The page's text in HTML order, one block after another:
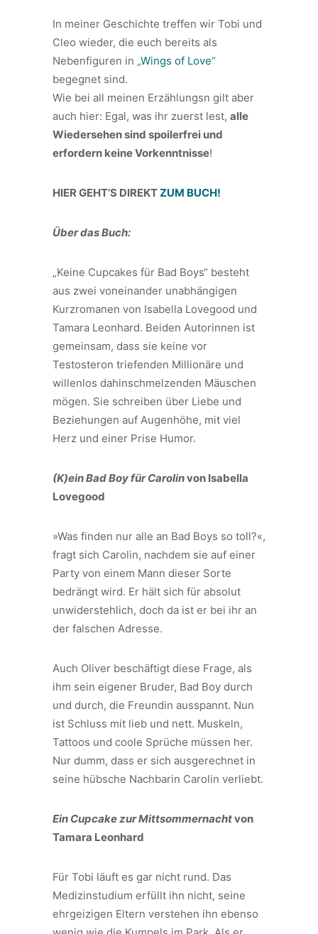
In meiner Geschichte treffen wir Tobi und
Cleo wieder, die euch bereits als
Nebenfiguren in „Wings of Love“
begegnet sind.
Wie bei all meinen Erzählungsn gilt aber
auch hier: Egal, was ihr zuerst lest, alle
Wiedersehen sind spoilerfrei und
erfordern keine Vorkenntnisse!
HIER GEHT’S DIREKTZUM BUCH!
Über das Buch:
„Keine Cupcakes für Bad Boys“ besteht
aus zwei voneinander unabhängigen
Kurzromanen von Isabella Lovegood und
Tamara Leonhard. Beiden Autorinnen ist
gemeinsam, dass sie keine vor
Testosteron triefenden Millionäre und
willenlos dahinschmelzenden Mäuschen
mögen. Sie schreiben über Liebe und
Beziehungen auf Augenhöhe, mit viel
Herz und einer Prise Humor.
(K)ein Bad Boy für Carolinvon Isabella
Lovegood
»Was finden nur alle an Bad Boys so toll?«,
fragt sich Carolin, nachdem sie auf einer
Party von einem Mann dieser Sorte
bedrängt wird. Er hält sich für absolut
unwiderstehlich, doch da ist er bei ihr an
der falschen Adresse.
Auch Oliver beschäftigt diese Frage, als
ihm sein eigener Bruder, Bad Boy durch
und durch, die Freundin ausspannt. Nun
ist Schluss mit lieb und nett. Muskeln,
Tattoos und coole Sprüche müssen her.
Nur dumm, dass er sich ausgerechnet in
seine hübsche Nachbarin Carolin verliebt.
Ein Cupcake zur Mittsommernachtvon
Tamara Leonhard
Für Tobi läuft es gar nicht rund. Das
Medizinstudium erfüllt ihn nicht, seine
ehrgeizigen Eltern verstehen ihn ebenso